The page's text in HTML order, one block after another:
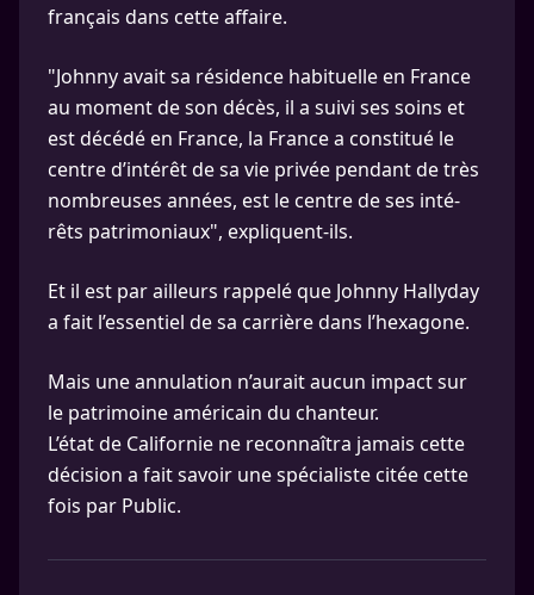
français dans cette affaire.
"Johnny avait sa rési­dence habi­tuelle en France
au moment de son décès, il a suivi ses soins et
est décédé en France, la France a consti­tué le
centre d’in­té­rêt de sa vie privée pendant de très
nombreuses années, est le centre de ses inté­
rêts patri­mo­niaux", expliquent-ils.
Et il est par ailleurs rappelé que Johnny Hallyday
a fait l’essentiel de sa carrière dans l’hexagone.
Mais une annulation n’aurait aucun impact sur
le patrimoine américain du chanteur.
L’état de Californie ne reconnaîtra jamais cette
décision a fait savoir une spécialiste citée cette
fois par Public.